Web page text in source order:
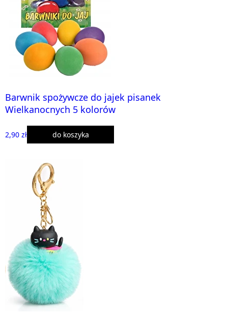
Barwnik spożywcze do jajek pisanek
Wielkanocnych 5 kolorów
2,90 zł do koszyka